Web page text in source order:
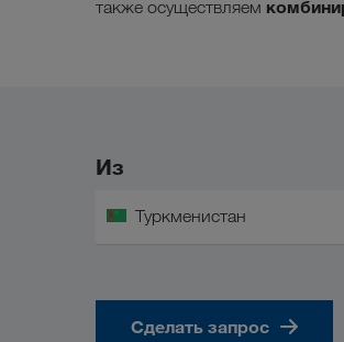
также осуществляем
Из
Туркменистан
Сделать запрос